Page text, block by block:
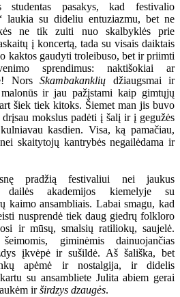
studentas pasakys, kad festivalio
laukia su dideliu entuziazmu, bet ne
ne tik zuiti nuo skalbyklės prie
į koncertą, tada su visais daiktais
kaktos gaudyti troleibuso, bet ir priimti
sprendimus: naktišokiai ar
NorsSkambakanklių džiaugsmai ir
ir jau pažįstami kaip gimtųjų
šiek tiek kitoks. Šiemet man jis buvo
mokslus padėti į šalį ir į gegužės
kasdien. Visa, ką pamačiau,
skaitytojų kantrybės negailėdama ir
pradžią festivaliui nei jaukus
dailės akademijos kiemelyje su
kaimo ansambliais. Labai smagu, kad
nusprendė tiek daug giedrų folkloro
ir mūsų, smalsių ratiliokų, saujelė.
giminėmis dainuojančias
įkvėpė ir sušildė. Aš šališka, bet
apėmė ir nostalgija, ir didelis
su ansambliete Julita abiem gerai
irširdzys dzaugės.